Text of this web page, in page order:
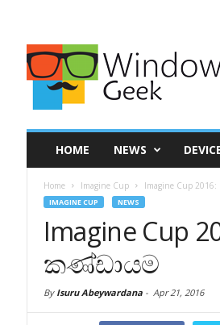
HOME NEWS
Home Imagine Cup Imagine Cup
IMAGINE CUP NEWS
Imagine Cup
කණ්ඩායම
By Isuru Abeywardana- Apr 21, 2016